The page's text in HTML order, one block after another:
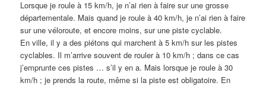
Lorsque je roule à 15 km/h, je n’ai rien à faire sur une grosse
départementale. Mais quand je roule à 40 km/h, je n’ai rien à faire
sur une véloroute, et encore moins, sur une piste cyclable.
En ville, il y a des piétons qui marchent à 5 km/h sur les pistes
cyclables. Il m’arrive souvent de rouler à 10 km/h ; dans ce cas
j’emprunte ces pistes … s’il y en a. Mais lorsque je roule à 30
km/h ; je prends la route, même si la piste est obligatoire. En